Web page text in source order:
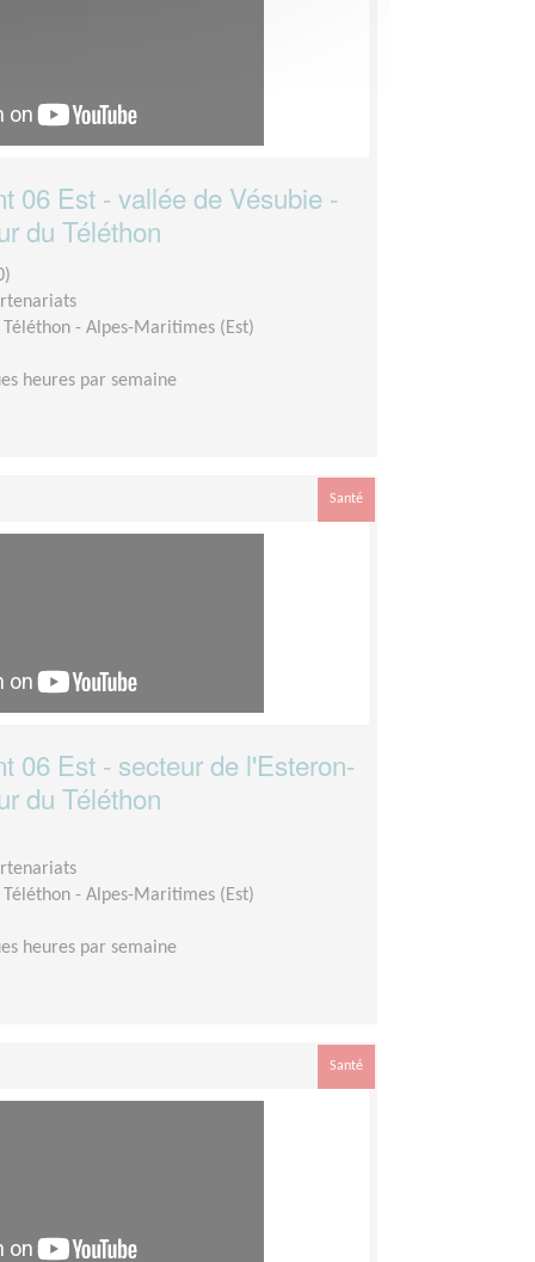
06 Est - vallée de Vésubie -
du Téléthon
- Alpes-Maritimes (Est)
heures par semaine
Santé
06 Est - secteur de l'Esteron-
du Téléthon
- Alpes-Maritimes (Est)
heures par semaine
Santé